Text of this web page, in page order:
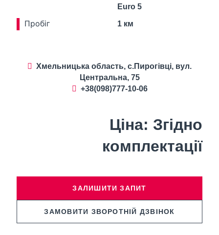
Euro 5
Пробіг 1 км
Хмельницька область, с.Пирогівці, вул.
Центральна, 75
+38(098)777-10-06
Ціна: Згідно
комплектації
ЗАЛИШИТИ ЗАПИТ
ЗАМОВИТИ ЗВОРОТНІЙ ДЗВІНОК